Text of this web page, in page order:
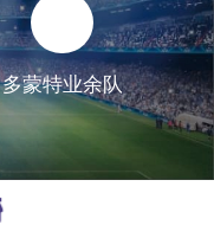
多蒙特业余队